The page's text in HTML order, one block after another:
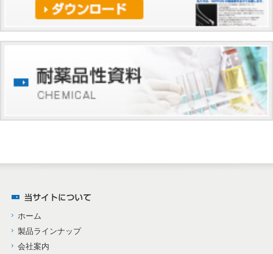
ホーム
製品ラインナップ
会社案内